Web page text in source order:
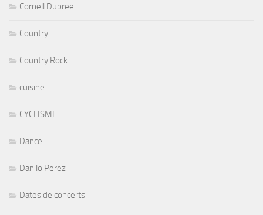
Cornell Dupree
Country
Country Rock
cuisine
CYCLISME
Dance
Danilo Perez
Dates de concerts